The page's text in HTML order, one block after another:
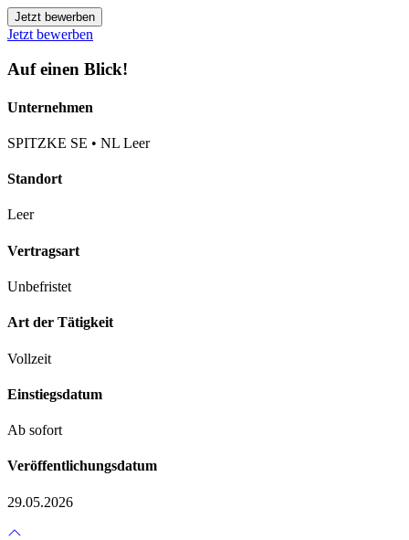
Jetzt bewerben
Jetzt bewerben
Auf einen Blick!
Unternehmen
SPITZKE SE • NL Leer
Standort
Leer
Vertragsart
Unbefristet
Art der Tätigkeit
Vollzeit
Einstiegsdatum
Ab sofort
Veröffentlichungsdatum
29.05.2026